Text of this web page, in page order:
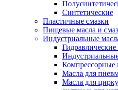
Синтетические
Пластичные смазки
Пищевые масла и
Индустриальные
Гидравлические
Компрессорные
Масла для
Масла для